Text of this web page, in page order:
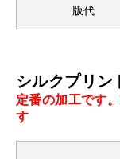
版代
シルクプリ
定番の加工です
す